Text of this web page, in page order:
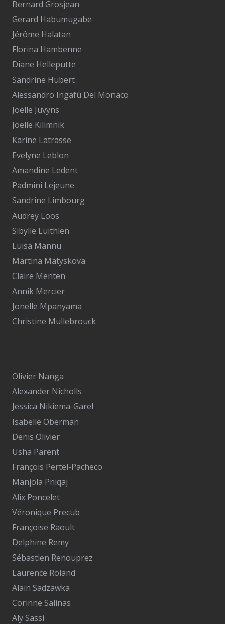
Bernard Grosjean
Gerard Habumugabe
Jérôme Halatan
Florina Hambenne
Diane Helleputte
Sandrine Hubert
Alessandro Ingafù Del Monaco
Joëlle Juvyns
Joelle Kilimnik
Karine Latrasse
Evelyne Leblon
Amandine Ledent
Padmini Lejeune
Sandrine Limbourg
Audrey Loos
Sibylle Luithlen
Luisa Mannu
Martina Matyskova
Claire Menten
Annik Mercier
Jonelle Mpanyama
Christine Mullebrouck
Olivier Nanga
Alexander Nicholls
Jessica Nikiema-Garel
Isabelle Oberman
Denis Olivier
Usha Parent
François Pertel-Pacheco
Manjola Pniqaj
Alix Poncelet
Véronique Precub
Françoise Raoult
Delphine Remy
Sébastien Renouprez
Laurence Roland
Alain Sadzawka
Corinne Salinas
Aly Sassi